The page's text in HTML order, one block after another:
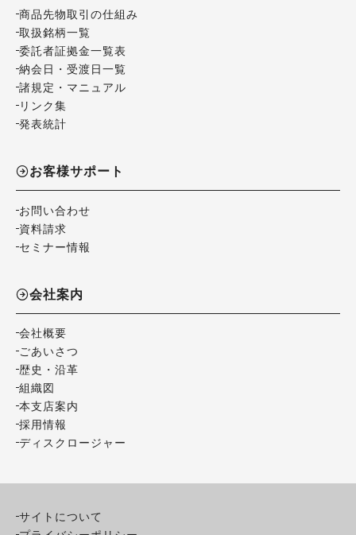
商品先物取引の仕組み
取扱銘柄一覧
委託者証拠金一覧表
納会日・受渡日一覧
諸規定・マニュアル
リンク集
発表統計
お客様サポート
お問い合わせ
資料請求
セミナー情報
会社案内
会社概要
ごあいさつ
歴史・沿革
組織図
本支店案内
採用情報
ディスクロージャー
サイトについて